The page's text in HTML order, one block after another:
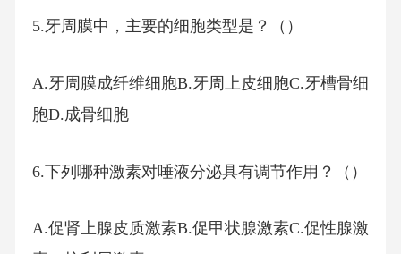
5.牙周膜中，主要的细胞类型是？（）
A.牙周膜成纤维细胞B.牙周上皮细胞C.牙槽骨细
胞D.成骨细胞
6.下列哪种激素对唾液分泌具有调节作用？（）
A.促肾上腺皮质激素B.促甲状腺激素C.促性腺激